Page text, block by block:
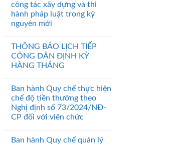
công tác xây dựng và thi
hành pháp luật trong kỷ
nguyên mới
THÔNG BÁO LỊCH TIẾP
CÔNG DÂN ĐỊNH KỲ
HÀNG THÁNG
Ban hành Quy chế thực hiện
chế độ tiền thưởng theo
Nghị định số 73/2024/NĐ-
CP đối với viên chức
Ban hành Quy chế quản lý